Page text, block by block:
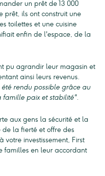
un prêt de 13 000
prêt, ils ont construit une
toilettes et une cuisine
enfin de l'espace, de la
pu agrandir leur magasin et
ainsi leurs revenus.
rendu possible grâce au
paix et stabilité".
aux gens la sécurité et la
la fierté et offre des
investissement, First
familles en leur accordant